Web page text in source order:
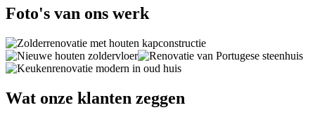
Foto's van ons werk
Wat onze klanten zeggen